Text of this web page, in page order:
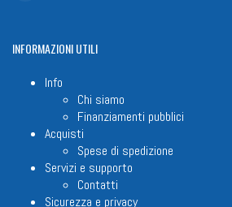
INFORMAZIONIUTILI
Info
Chi siamo
Finanziamenti pubblici
Acquisti
Spese di spedizione
Servizi e supporto
Contatti
Sicurezza e privacy